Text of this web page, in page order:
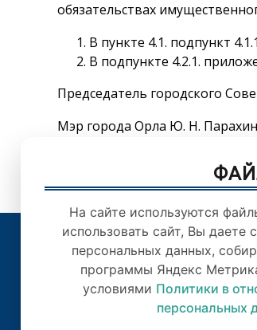
обязательствах
В пункте 4.1. подпункт
В подпункте 4.2.1.
Председатель городского
Мэр города Орла Ю. Н. Парахин
На сайте используются
использовать сайт, Вы даете
персональных данных,
программы Яндекс
условиями Политики в
персональных